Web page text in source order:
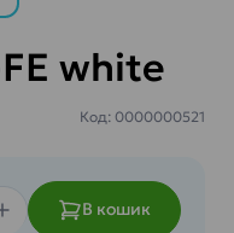
white
Код: 0000000521
В кошик